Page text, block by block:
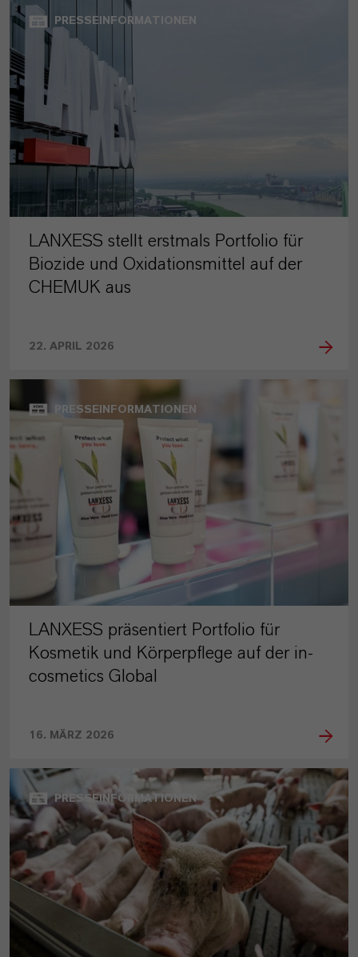
PRESSEINFORMATIONEN
LANXESS stellt erstmals Portfolio für
Biozide und Oxidationsmittel auf der
CHEMUK aus
22. APRIL 2026
PRESSEINFORMATIONEN
LANXESS präsentiert Portfolio für
Kosmetik und Körperpflege auf der in-
cosmetics Global
16. MÄRZ 2026
PRESSEINFORMATIONEN